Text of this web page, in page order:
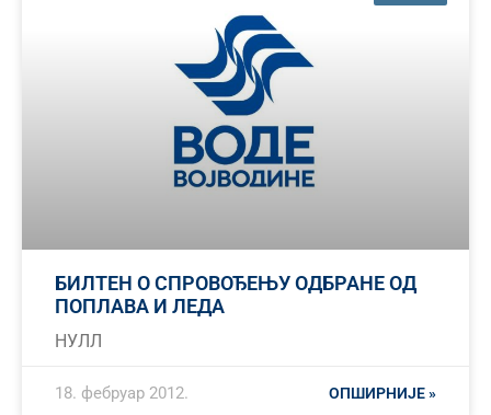
БИЛТЕН О СПРОВОЂЕЊУ ОДБРАНЕ ОД
ПОПЛАВА И ЛЕДА
НУЛЛ
ОПШИРНИЈЕ »
18. фебруар 2012.